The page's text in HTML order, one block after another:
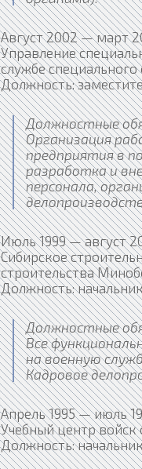
Август 2002 — март
Управление
службе
Должность:
Должностные
Организация
предприятия в
разработка и
персонала,
Июль 1999 — август
Сибирское
строительства
Должность:
Должностные
Все
на военную
Кадровое
Апрель 1995 — июль
Учебный центр войск
Должность: